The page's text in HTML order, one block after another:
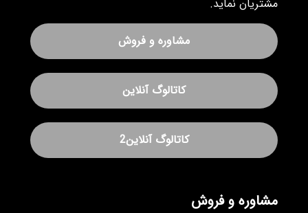
مشتریان نماید.
مشاوره و فروش
کاتالوگ آنلاین
کاتالوگ آنلاین2
مشاوره و فروش